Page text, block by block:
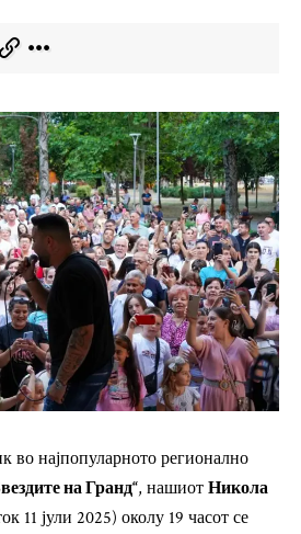
во најпопуларното регионално
на Гранд“, нашиотНикола
11 јули 2025) околу 19 часот се